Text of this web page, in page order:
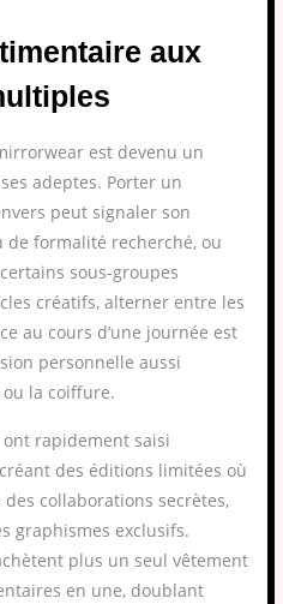
aux
est devenu un
adeptes. Porter un
peut signaler son
formalité recherché, ou
sous-groupes
créatifs, alterner entre les
au cours d’une journée est
personnelle aussi
la coiffure.
rapidement saisi
des éditions limitées où
collaborations secrètes,
graphismes exclusifs.
plus un seul vêtement
en une, doublant